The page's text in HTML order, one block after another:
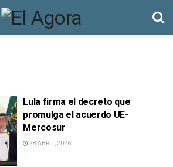
Lula firma el decreto que
promulga el acuerdo UE-
Mercosur
28 ABRIL, 2026